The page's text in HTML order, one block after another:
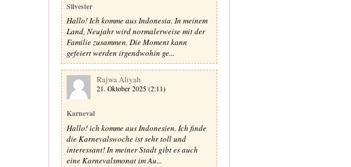
Silvester
Hallo! Ich komme aus Indonesia. In meinem
Land, Neujahr wird normalerweise mit der
Familie zusammen. Die Moment kann
gefeiert werden irgendwohin ge...
Rajwa Aliyah
21. Oktober 2025 (2:11)
Karneval
Hallo! ich komme aus Indonesien. Ich finde
die Karnevalswoche ist sehr toll und
interessant! In meiner Stadt gibt es auch
eine Karnevalsmonat im Au...